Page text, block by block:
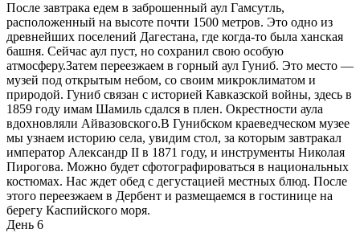
После завтрака едем в заброшенный аул Гамсутль,
расположенный на высоте почти 1500 метров. Это одно из
древнейших поселений Дагестана, где когда-то была ханская
башня. Сейчас аул пуст, но сохранил свою особую
атмосферу.Затем переезжаем в горный аул Гуниб. Это место —
музей под открытым небом, со своим микроклиматом и
природой. Гуниб связан с историей Кавказской войны, здесь в
1859 году имам Шамиль сдался в плен. Окрестности аула
вдохновляли Айвазовского.В Гунибском краеведческом музее
мы узнаем историю села, увидим стол, за которым завтракал
император Александр II в 1871 году, и инструменты Николая
Пирогова. Можно будет сфотографироваться в национальных
костюмах. Нас ждет обед с дегустацией местных блюд. После
этого переезжаем в Дербент и размещаемся в гостинице на
берегу Каспийского моря.
День 6